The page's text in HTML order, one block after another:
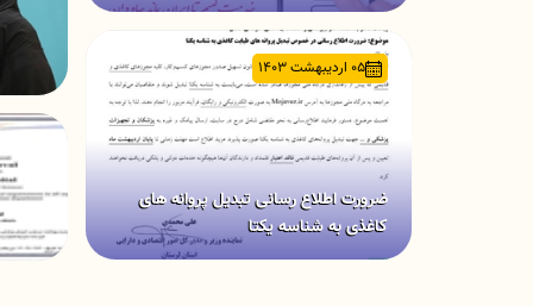
05 اردیبهشت 1403
ضرورت اطلاع رسانی تبدیل پروانه های
کاغذی به شناسه یکتا